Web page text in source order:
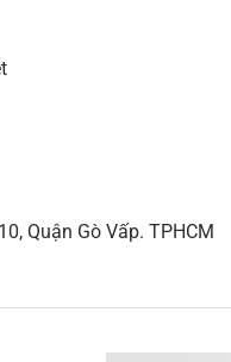
Quận Gò Vấp. TPHCM